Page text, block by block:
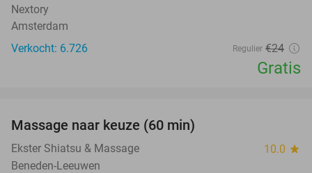
Nextory
Amsterdam
Verkocht: 6.726
Regulier €24
Gratis
Massage naar keuze (60 min)
Ekster Shiatsu & Massage 10.0 star
Beneden-Leeuwen